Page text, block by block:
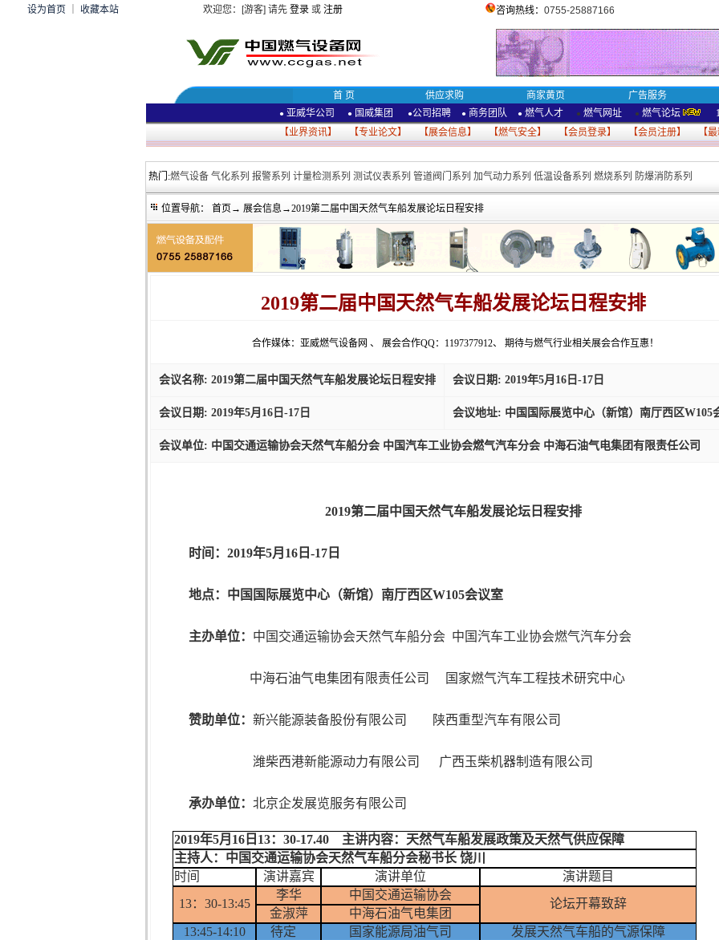
设为首页 收藏本站 欢迎您：[游客] 请先 登录 或 注册 咨询热线： 0755-25887166
首 页 供应求购 商家黄页 广告服务
● 亚威华公司 ● 国威集团 ●公司招聘 ● 商务团队 ● 燃气人才 ● 燃气网址 ● 燃气论坛
【业界资讯】 【专业论文】 【展会信息】 【燃气安全】 【会员登录】 【会员注册】 【最
热门:燃气设备 气化系列 报警系列 计量检测系列 测试仪表系列 管道阀门系列 加气动力系列 低温设备系列 燃烧系列 防爆消防系列
位置导航： 首页 → 展会信息→2019第二届中国天然气车船发展论坛日程安排
2019第二届中国天然气车船发展论坛日程安排
合作媒体：亚威燃气设备网 、 展会合作QQ：1197377912、 期待与燃气行业相关展会合作互惠！
会议名称: 2019第二届中国天然气车船发展论坛日程安排 会议日期: 2019年5月16日-17日
会议日期: 2019年5月16日-17日 会议地址: 中国国际展览中心（新馆）南厅西区W105
会议单位: 中国交通运输协会天然气车船分会 中国汽车工业协会燃气汽车分会 中海石油气电集团有限责任公司
2019第二届中国天然气车船发展论坛日程安排
时间： 2019年5月16日-17日
地点：中国国际展览中心（新馆）南厅西区W105会议室
主办单位： 中国交通运输协会天然气车船分会 中国汽车工业协会燃气汽车分会
中海石油气电集团有限责任公司 国家燃气汽车工程技术研究中心
赞助单位： 新兴能源装备股份有限公司 陕西重型汽车有限公司
潍柴西港新能源动力有限公司 广西玉柴机器制造有限公司
承办单位： 北京企发展览服务有限公司
2019年5月16日13：30-17.40 主讲内容：天然气车船发展政策及天然气供应保障
主持人： 中国交通运输协会天然气车船分会秘书长 饶川
时间
演讲嘉宾 演讲单位
演讲题目
13：30-13:45
李华 中国交通运输协会
论坛开幕致辞
金淑萍
中海石油气电集团
13:45-14:10
待定 国家能源局油气司
发展天然气车船的气源保障